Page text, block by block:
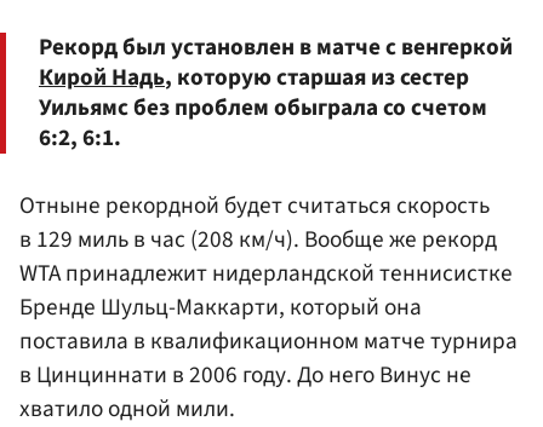
Рекорд был установлен в матче с венгеркой
Кирой Надь, которую старшая из сестер
Уильямс без проблем обыграла со счетом
6:2, 6:1.
Отныне рекордной будет считаться скорость
в 129 миль в час (208 км/ч). Вообще же рекорд
WTA принадлежит нидерландской теннисистке
Бренде Шульц-Маккарти, который она
поставила в квалификационном матче турнира
в Цинциннати в 2006 году. До него Винус не
хватило одной мили.